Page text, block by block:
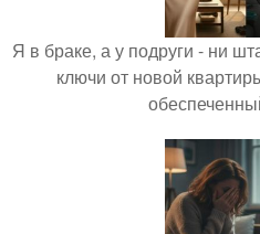
Я в браке, а у подруги - ни
ключи от новой